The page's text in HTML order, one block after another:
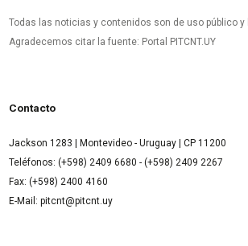
Todas las noticias y contenidos son de uso público y
Agradecemos citar la fuente: Portal PITCNT.UY
Contacto
Jackson 1283 | Montevideo - Uruguay | CP 11200
Teléfonos: (+598) 2409 6680 - (+598) 2409 2267
Fax: (+598) 2400 4160
E-Mail: pitcnt@pitcnt.uy